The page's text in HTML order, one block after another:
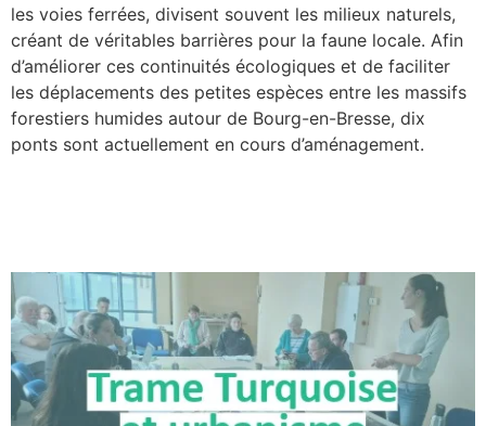
les voies ferrées, divisent souvent les milieux naturels,
créant de véritables barrières pour la faune locale. Afin
d’améliorer ces continuités écologiques et de faciliter
les déplacements des petites espèces entre les massifs
forestiers humides autour de Bourg-en-Bresse, dix
ponts sont actuellement en cours d’aménagement.